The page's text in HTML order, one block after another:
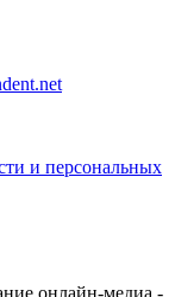
и персональных